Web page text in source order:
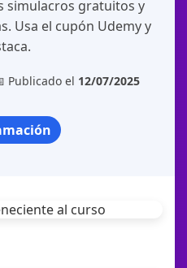
simulacros gratuitos y
Usa el cupón Udemy y
Publicado el 12/07/2025